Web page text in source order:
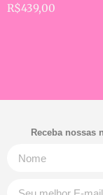
R$439,00
Receba nossas